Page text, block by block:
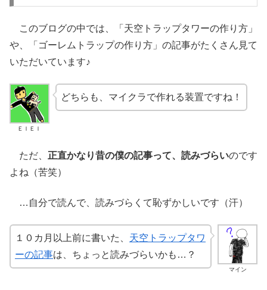
このブログの中では、「天空トラップタワーの作り方」
や、「ゴーレムトラップの作り方」の記事がたくさん見て
いただいています♪
ＥＩＥＩ
どちらも、マイクラで作れる装置ですね！
ただ、 正直かなり昔の僕の記事って、読みづらいのです
よね（苦笑）
…自分で読んで、読みづらくて恥ずかしいです（汗）
マイン
１０カ月以上前に書いた、 天空トラップタワ
ーの記事は、ちょっと読みづらいかも…？